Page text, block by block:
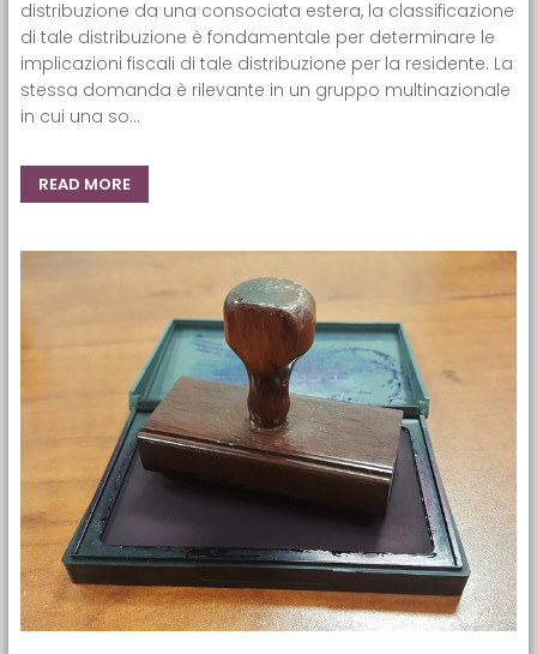
distribuzione da una consociata estera, la classificazione
di tale distribuzione è fondamentale per determinare le
implicazioni fiscali di tale distribuzione per la residente. La
stessa domanda è rilevante in un gruppo multinazionale
in cui una so...
READ MORE